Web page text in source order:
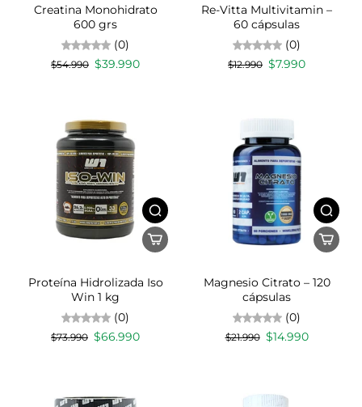
Creatina Monohidrato
600 grs
(0)
$54.990 $39.990
Re-Vitta Multivitamin –
60 cápsulas
(0)
$12.990 $7.990
Proteína Hidrolizada Iso
Win 1 kg
(0)
$73.990 $66.990
Magnesio Citrato – 120
cápsulas
(0)
$21.990 $14.990